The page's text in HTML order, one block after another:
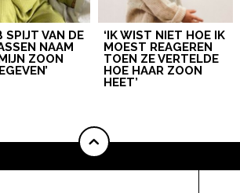
SPIJT VAN DE
NAAM
ZOON
‘IK WIST NIET HOE IK
MOEST REAGEREN
TOEN ZE VERTELDE
HOE HAAR ZOON
HEET’